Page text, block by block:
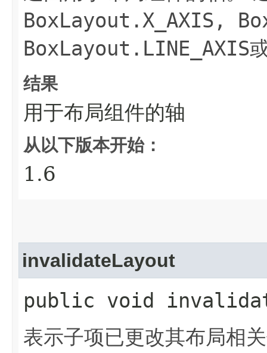
BoxLayout.X_AXIS,
BoxLayout.LINE_AXIS
结果
用于布局组件的轴
从以下版本开始：
1.6
invalidateLayout
public void
表示子项已更改其布局相